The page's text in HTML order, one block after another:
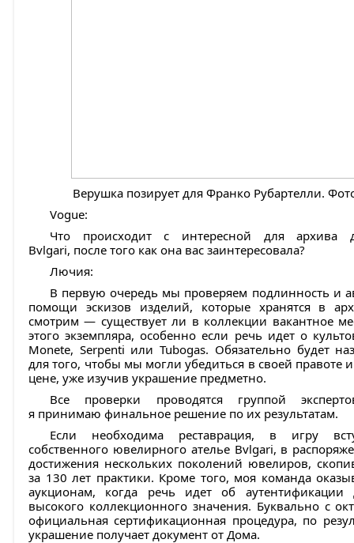
Верушка позирует для Франко Рубартелли.
Vogue:
Что происходит с интересной для архива
Bvlgari, после того как она вас заинтересовала?
Лючия:
В первую очередь мы проверяем подлинность и
помощи эскизов изделий, которые хранятся в
смотрим — существует ли в коллекции вакантное
этого экземпляра, особенно если речь идет о
Monete, Serpenti или Tubogas. Обязательно будет
для того, чтобы мы могли убедиться в своей правоте
цене, уже изучив украшение предметно.
Все проверки проводятся группой
я принимаю финальное решение по их результатам.
Если необходима реставрация, в игру
собственного ювелирного ателье Bvlgari, в
достижения нескольких поколений ювелиров,
за 130 лет практики. Кроме того, моя команда
аукционам, когда речь идет об аутентификации
высокого коллекционного значения. Буквально с
официальная сертификационная процедура, по
украшение получает документ от Дома.